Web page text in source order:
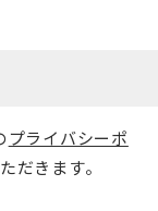
プライバシーポ
だきます。